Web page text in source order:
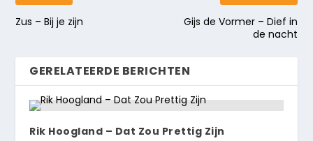
Zus – Bij je zijn
Gijs de Vormer – Dief in
de nacht
GERELATEERDE BERICHTEN
Rik Hoogland – Dat Zou Prettig Zijn